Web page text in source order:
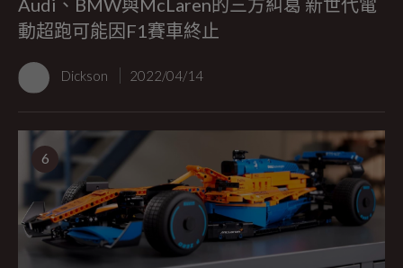
Audi、BMW與McLaren的三方糾葛 新世代電
動超跑可能因F1賽車終止
Dickson 2022/04/14
6